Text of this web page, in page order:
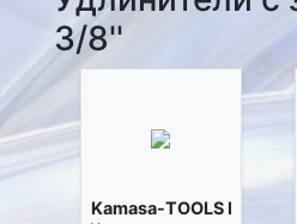
3/8''
Kamasa-TOOLS K4092